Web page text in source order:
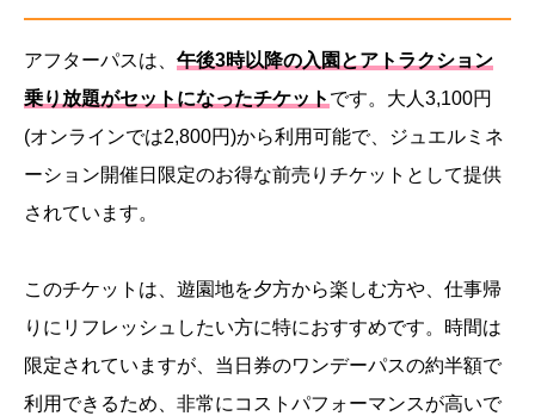
アフターパスは、 午後3時以降の入園とアトラクション
乗り放題がセットになったチケット です。大人3,100円
(オンラインでは2,800円)から利用可能で、ジュエルミネ
ーション開催日限定のお得な前売りチケットとして提供
されています。
このチケットは、遊園地を夕方から楽しむ方や、仕事帰
りにリフレッシュしたい方に特におすすめです。時間は
限定されていますが、当日券のワンデーパスの約半額で
利用できるため、非常にコストパフォーマンスが高いで